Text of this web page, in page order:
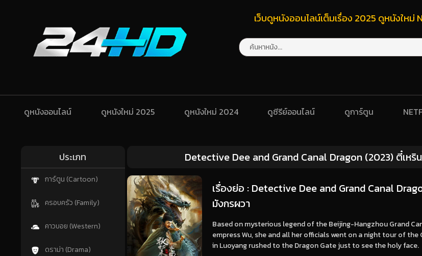
เว็บดูหนังออนไลน์เต็มเรื่อง 2025 ดูหนังใหม่
ดูหนังออนไลน์ ดูหนังใหม่ 2025 ดูหนังใหม่ 2024 ดูซีรีย์ออนไลน์ ดูการ์ตูน
ประเภท
การ์ตูน (Cartoon)
ครอบครัว (Family)
คาวบอย (Western)
ดราม่า (Drama)
Detective Dee and Grand Canal Dragon (2023) ตี๋เหริ
เรื่องย่อ : Detective Dee and Grand Canal
มังกรผวา
Based on mysterious legend of the Beijing-Hangzhou Grand
empress Wu, she and all her officials went on a night tour of
in Luoyang rushed to the Dragon Gate just to see the holy face.